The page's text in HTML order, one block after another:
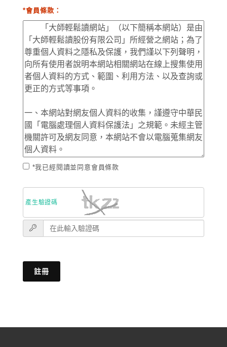
*會員條款：
*我已經閱讀並同意會員條款
產生驗證碼
註冊